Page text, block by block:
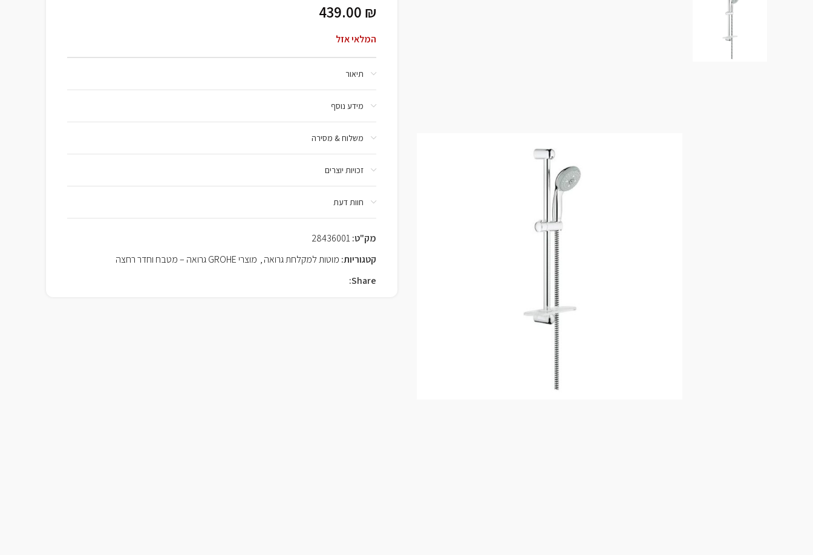
439.00 ₪
המלאי אזל
תיאור
מידע נוסף
משלוח & מסירה
זכויות יוצרים
חוות דעת
מק"ט: 28436001
קטגוריות: מוטות למקלחת גרואה, מוצרי GROHE גרואה – מטבח וחדר רחצה
Share: